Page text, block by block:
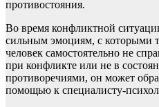
противостояния.
Во время конфликтной
сильным эмоциям, с которыми
человек самостоятельно не
при конфликте или не в
противоречиями, он может
помощью к специалисту-